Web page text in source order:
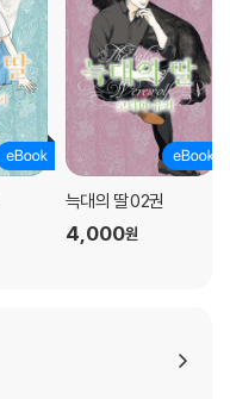
늑대의 딸 02권
4,000원